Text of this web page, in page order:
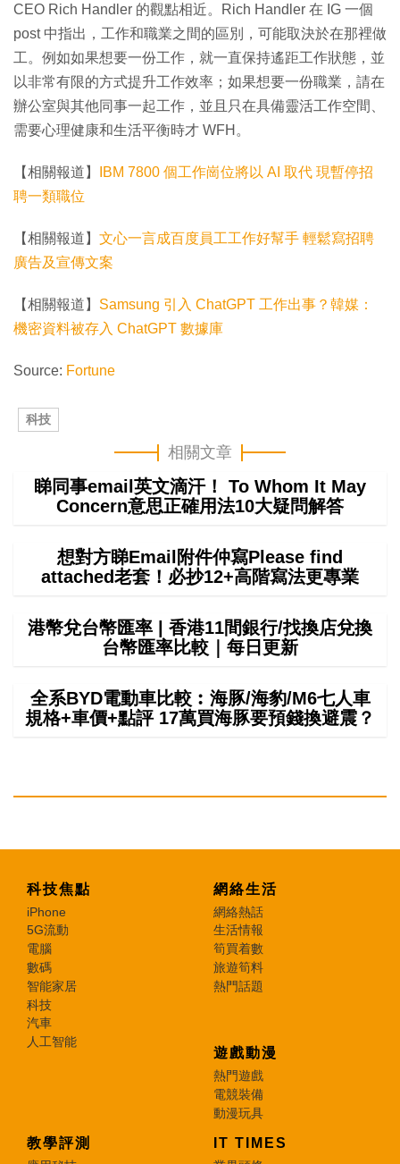
CEO Rich Handler 的觀點相近。Rich Handler 在 IG 一個
post 中指出，工作和職業之間的區別，可能取決於在那裡做
工。例如如果想要一份工作，就一直保持遙距工作狀態，並
以非常有限的方式提升工作效率；如果想要一份職業，請在
辦公室與其他同事一起工作，並且只在具備靈活工作空間、
需要心理健康和生活平衡時才 WFH。
【相關報道】
IBM 7800 個工作崗位將以 AI 取代 現暫停招
聘一類職位
【相關報道】 文心一言成百度員工工作好幫手 輕鬆寫招聘
廣告及宣傳文案
【相關報道】 Samsung 引入 ChatGPT 工作出事？韓媒：
機密資料被存入 ChatGPT 數據庫
Source: Fortune
科技
相關文章
睇同事email英文滴汗！ To Whom It May
Concern意思正確用法10大疑問解答
想對方睇Email附件仲寫Please find
attached老套！必抄12+高階寫法更專業
港幣兌台幣匯率 | 香港11間銀行/找換店兌換
台幣匯率比較｜每日更新
全系BYD電動車比較︰海豚/海豹/M6七人車
規格+車價+點評 17萬買海豚要預錢換避震？
科技焦點
iPhone
5G流動
電腦
數碼
智能家居
科技
汽車
人工智能
網絡生活
網絡熱話
生活情報
筍買着數
旅遊筍料
熱門話題
遊戲動漫
熱門遊戲
電競裝備
動漫玩具
教學評測 IT TIMES